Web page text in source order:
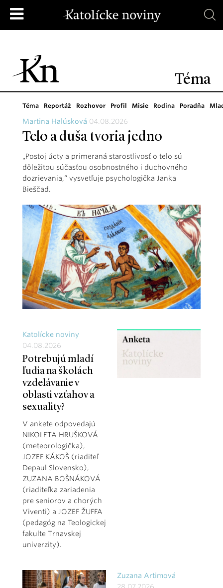
Téma
Téma Reportáž Rozhovor Profil Misie Rodina Poradňa
Martina Halúsková 04.08.2026
Telo a duša tvoria jedno
„Postoj úcty a primeraná starostlivosť o telo sú
dôležitou súčasťou osobnostného i duchovného
dozrievania,“ vysvetľuje psychologička Janka
Bieščad.
Katolícke noviny
04.08.2026
Potrebujú mladí
ľudia na školách
vzdelávanie v
oblasti vzťahov a
sexuality?
V ankete odpovedajú
NIKOLETA HRUŠKOVÁ
(meteorologička),
JOZEF KÁKOŠ (riaditeľ
Depaul Slovensko),
ZUZANA BOŠNÁKOVÁ
(riaditeľka zariadenia
pre seniorov a chorých
Viventi) a JOZEF ŽUFFA
(pedagóg na Teologickej
fakulte Trnavskej
univerzity).
Zuzana Artimová